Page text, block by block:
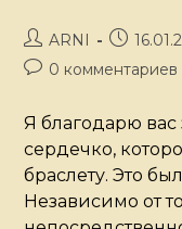
ARNI
0 комментариев
Я благодарю вас
сердечко,
браслету. Это
Независимо от